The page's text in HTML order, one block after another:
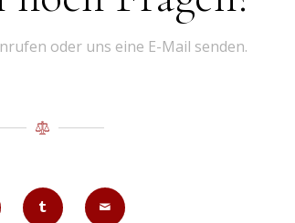
oder uns eine E-Mail senden.